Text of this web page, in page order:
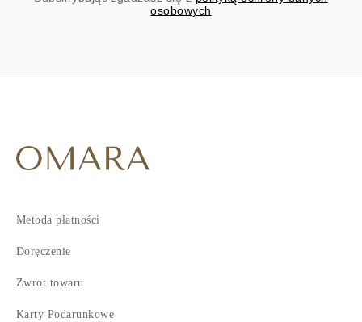
osobowych
Metoda płatności
Doręczenie
Zwrot towaru
Karty Podarunkowe